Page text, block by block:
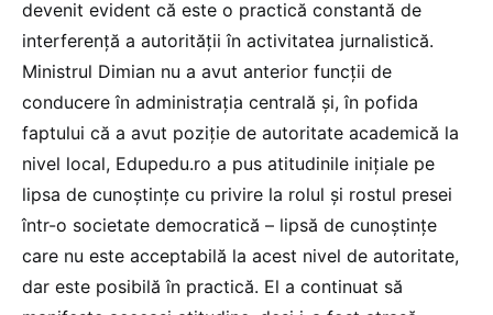
devenit evident că este o practică constantă de
interferență a autorității în activitatea jurnalistică.
Ministrul Dimian nu a avut anterior funcții de
conducere în administrația centrală și, în pofida
faptului că a avut poziție de autoritate academică la
nivel local, Edupedu.ro a pus atitudinile inițiale pe
lipsa de cunoștințe cu privire la rolul și rostul presei
într-o societate democratică – lipsă de cunoștințe
care nu este acceptabilă la acest nivel de autoritate,
dar este posibilă în practică. El a continuat să